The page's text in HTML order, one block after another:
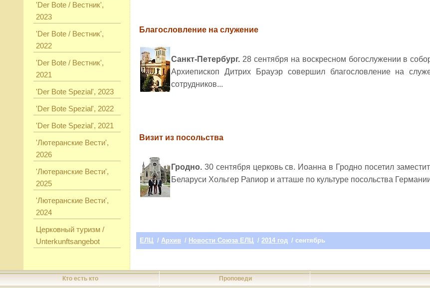
'Der Bote / Вестник',
2023
'Der Bote / Вестник',
2022
'Der Bote / Вестник',
2021
'Der Bote Spezial', 2023
'Der Bote Spezial', 2022
'Der Bote Spezial', 2021
'Лютеранские Вести',
2026
'Лютеранские Вести',
2025
'Лютеранские Вести',
2024
Церковный туризм /
Unterkunftsangebot
Благословление на служение
Санкт-Петербург. 28 сентября на воскресном богослужении в
Архиепископ Дитрих Брауэр совершил благословление на
сотрудников...
Визит из посольства
Гродно. 30 сентября церковь св. Иоанна в Гродно посетил
Беларуси Хольгер Рапиор и атташе по культуре посольства
ЕЛЦ / Архив / Новости Союза ЕЛЦ / 2014 год / сентябрь
Кто есть кто Проповеди